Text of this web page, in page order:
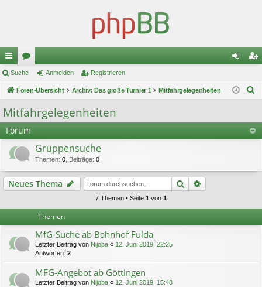
ch
ne
llz
ug
or
en m ist
re
Suche Anmelden Registrieren
Foren-Übersicht Archiv: Das große Turnier 1 Mitfahrgelegenheiten
e
Mitfahrgelegenheiten
Forum
Gruppensuche
Themen: 0 Beiträge: 0
Neues Thema Suche
7 Themen • Seite 1 von 1
Themen
MfG-Suche ab Bahnhof Fulda
Letzter Beitrag von Nijoba « 12. Juni 2019, 22:25
Antworten: 2
MFG-Angebot ab Göttingen
Letzter Beitrag von Nijoba « 12. Juni 2019, 15:48